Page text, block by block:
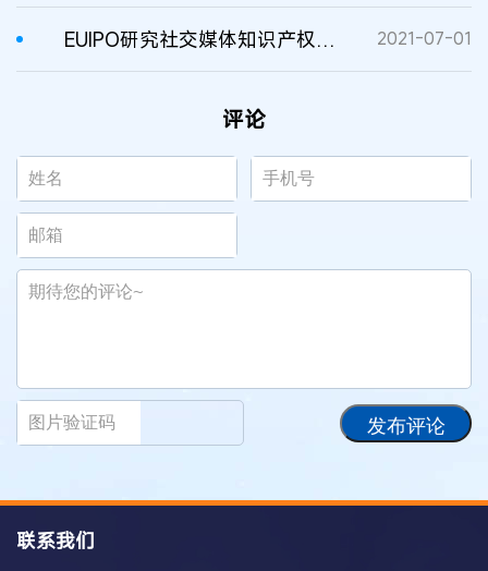
EUIPO研究社交媒体知识产权侵权活动 2021-07-01
评论
发布评论
联系我们